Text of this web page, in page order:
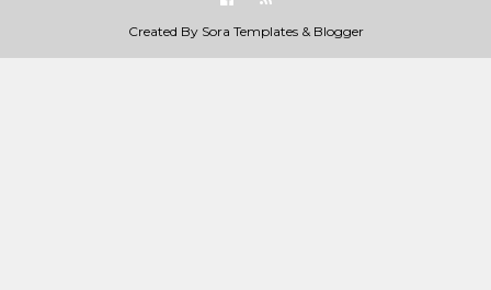
Created By Sora Templates& Blogger